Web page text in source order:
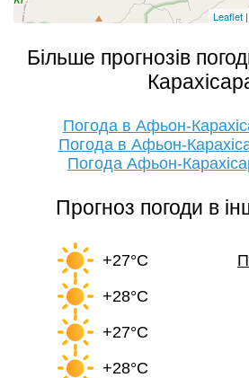
Leaflet
Більше прогнозів
Погода в Афьон-
Погода в Афьон-
Погода Афьон-
Прогноз погоди в
+27°C
+28°C
+27°C
+28°C